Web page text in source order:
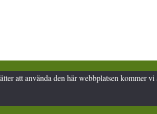
att använda den här webbplatsen kommer vi